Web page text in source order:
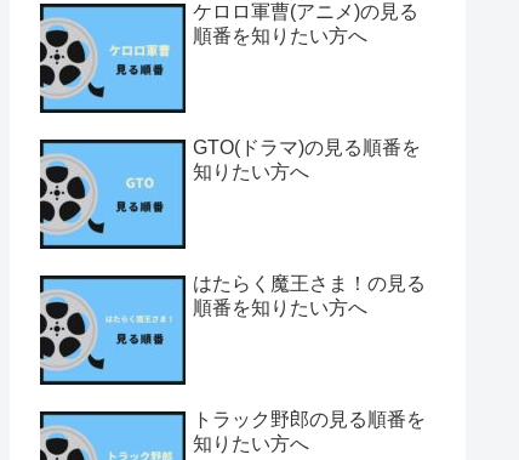
ケロロ軍曹(アニメ)の見る
順番を知りたい方へ
GTO(ドラマ)の見る順番を
知りたい方へ
はたらく魔王さま！の見る
順番を知りたい方へ
トラック野郎の見る順番を
知りたい方へ